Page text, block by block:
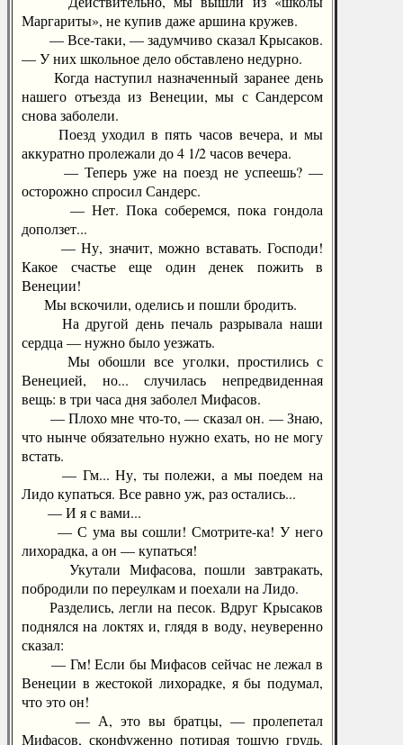
Маргариты», не купив даже аршина кружев.
— Все-таки, — задумчиво сказал Крысаков.
— У них школьное дело обставлено недурно.
Когда наступил назначенный заранее день
нашего отъезда из Венеции, мы с Сандерсом
снова заболели.
Поезд уходил в пять часов вечера, и мы
аккуратно пролежали до 4 1/2 часов вечера.
— Теперь уже на поезд не успеешь? —
осторожно спросил Сандерс.
— Нет. Пока соберемся, пока гондола
доползет...
— Ну, значит, можно вставать. Господи!
Какое счастье еще один денек пожить в
Венеции!
Мы вскочили, оделись и пошли бродить.
На другой день печаль разрывала наши
сердца — нужно было уезжать.
Мы обошли все уголки, простились с
Венецией, но... случилась непредвиденная
вещь: в три часа дня заболел Мифасов.
— Плохо мне что-то, — сказал он. — Знаю,
что нынче обязательно нужно ехать, но не могу
встать.
— Гм... Ну, ты полежи, а мы поедем на
Лидо купаться. Все равно уж, раз остались...
— И я с вами...
— С ума вы сошли! Смотрите-ка! У него
лихорадка, а он — купаться!
Укутали Мифасова, пошли завтракать,
побродили по переулкам и поехали на Лидо.
Разделись, легли на песок. Вдруг Крысаков
поднялся на локтях и, глядя в воду, неуверенно
сказал:
— Гм! Если бы Мифасов сейчас не лежал в
Венеции в жестокой лихорадке, я бы подумал,
что это он!
— А, это вы братцы, — пролепетал
Мифасов, сконфуженно потирая тощую грудь.